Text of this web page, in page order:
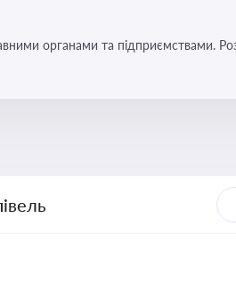
органами та підприємствами.
законодавству